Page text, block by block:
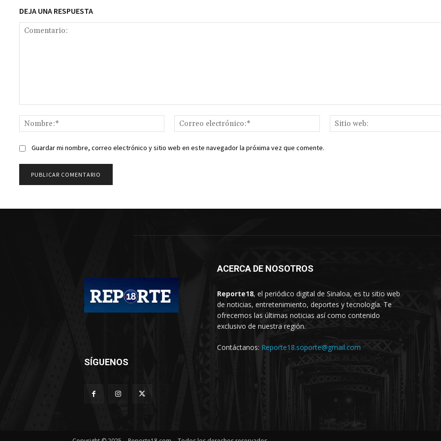
DEJA UNA RESPUESTA
Nombre:*
Correo
electrónico:*
Guardar mi nombre, correo electrónico y sitio web en este navegador la próxima vez que comente.
ACERCA DE NOSOTROS
Reporte18, el periódico digital de Sinaloa, es tu sitio web
de noticias, entretenimiento, deportes y tecnología. Te
ofrecemos las últimas noticias así como contenido
exclusivo de nuestra región.
Contáctanos: Reporte18.soporte@gmail.com
SÍGUENOS